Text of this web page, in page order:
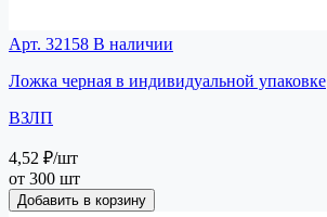
Арт. 32158 В наличии
Ложка черная в индивидуальной упаковке
ВЗЛП
4,52 ₽/шт
от 300 шт
Добавить в корзину